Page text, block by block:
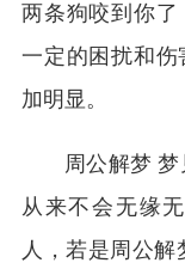
两条狗咬到你了
一定的困扰和
加明显。
周公解梦
从来不会无缘
人，若是周公